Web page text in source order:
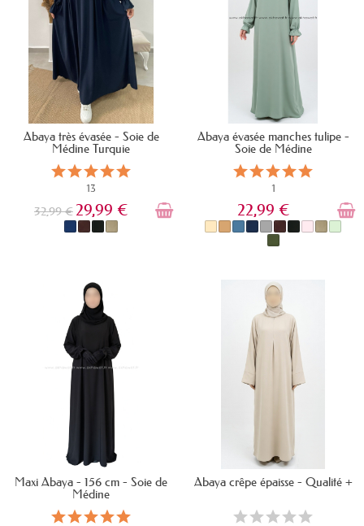
Abaya très évasée - Soie de
Médine Turquie
13
32,99 € 29,99 €
EN STOCK
Abaya évasée manches tulipe -
Soie de Médine
1
22,99 €
EN STOCK
Maxi Abaya - 156 cm - Soie de
Médine
Abaya crêpe épaisse - Qualité +